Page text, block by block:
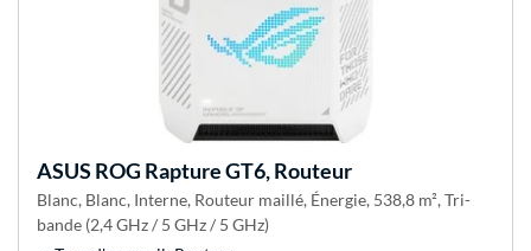
ASUS ROG Rapture GT6, Routeur
Blanc, Blanc, Interne, Routeur maillé, Énergie, 538,8 m², Tri-
bande (2,4 GHz / 5 GHz / 5 GHz)